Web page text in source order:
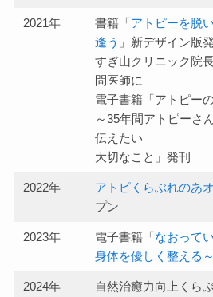
2021年 書籍「アトピーを脱
逢う 」新デザイン版
すぎ山クリニック院
問医師に
電子書籍「アトピー
～35年間アトピーさ
伝えたい
大切なこと」発刊
2022年 アトピくらぶれのあ
プン
2023年 電子書籍「なおって
身体を優しく整える～
2024年
自然治癒力向上くら